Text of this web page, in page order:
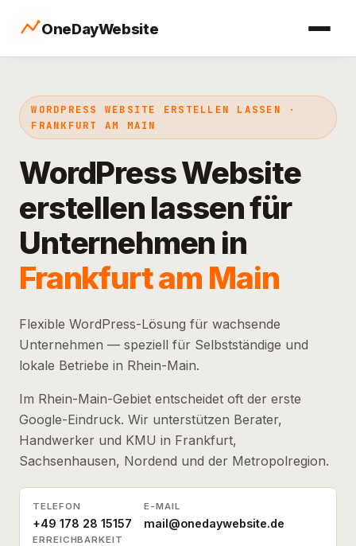
OneDayWebsite
WORDPRESS WEBSITE ERSTELLEN LASSEN ·
FRANKFURT AM MAIN
WordPress Website
erstellen lassen für
Unternehmen in
Frankfurt am Main
Flexible WordPress-Lösung für wachsende
Unternehmen — speziell für Selbstständige und
lokale Betriebe in Rhein-Main.
Im Rhein-Main-Gebiet entscheidet oft der erste
Google-Eindruck. Wir unterstützen Berater,
Handwerker und KMU in Frankfurt,
Sachsenhausen, Nordend und der Metropolregion.
TELEFON
+49 178 28 15157
E-MAIL
mail@onedaywebsite.de
ERREICHBARKEIT